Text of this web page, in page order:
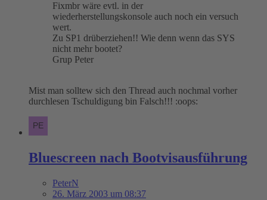
Fixmbr wäre evtl. in der
wiederherstellungskonsole auch noch ein versuch
wert.
Zu SP1 drüberziehen!! Wie denn wenn das SYS
nicht mehr bootet?
Grup Peter
Mist man solltew sich den Thread auch nochmal vorher
durchlesen Tschuldigung bin Falsch!!! :oops:
Bluescreen nach Bootvisausführung
PeterN
26. März 2003 um 08:37